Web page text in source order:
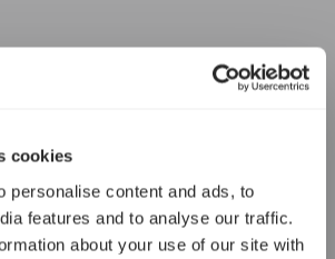
cookies
personalise content and ads, to
features and to analyse our traffic.
about your use of our site with